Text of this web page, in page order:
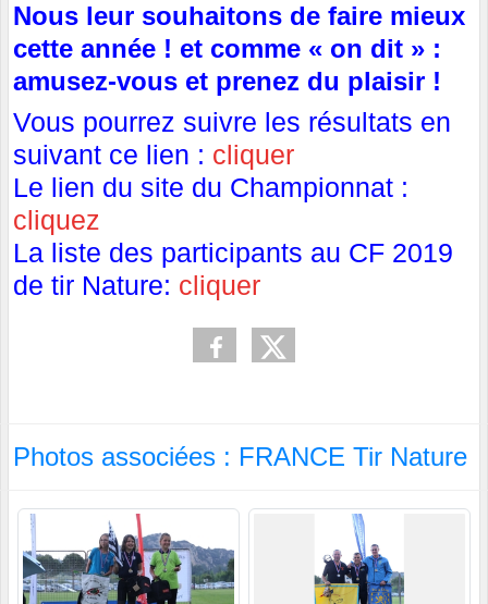
Nous leur souhaitons de faire mieux
cette année ! et comme « on dit » :
amusez-vous et prenez du plaisir !
Vous pourrez suivre les résultats en
suivant ce lien : cliquer
Le lien du site du Championnat :
cliquez
La liste des participants au CF 2019
de tir Nature: cliquer
Photos associées : FRANCE Tir Nature